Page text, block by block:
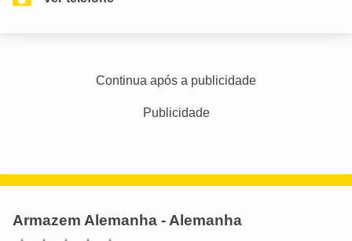
Continua após a publicidade
Publicidade
Armazem Alemanha - Alemanha